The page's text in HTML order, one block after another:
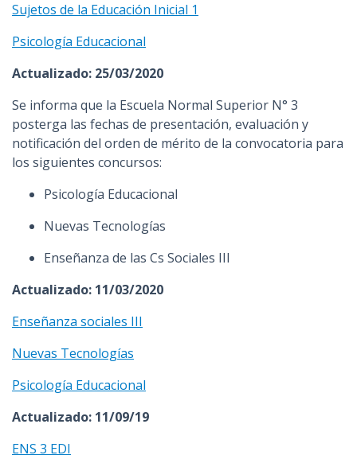
Sujetos de la Educación Inicial 1
Psicología Educacional
Actualizado: 25/03/2020
Se informa que la​ Escuela Normal Superior N° 3​
posterga las fechas de presentación, evaluación y
notificación del orden de mérito de la convocatoria para
los siguientes concursos:
Psicología Educacional
Nuevas Tecnologías
Enseñanza de las Cs Sociales III
Actualizado: 11/03/2020
Enseñanza sociales III
Nuevas Tecnologías
Psicología Educacional
Actualizado: 11/09/19
ENS 3 EDI